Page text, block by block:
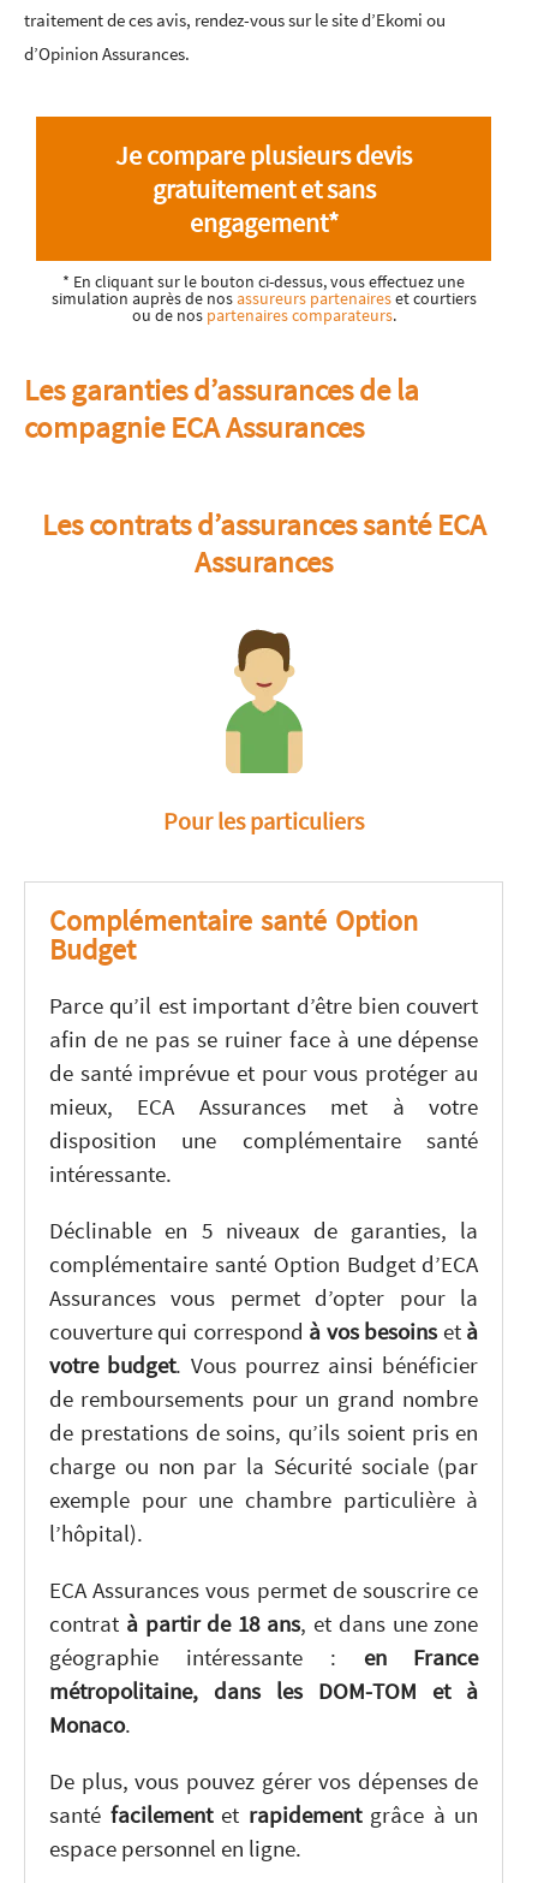
traitement de ces avis, rendez-vous sur le site d’Ekomi ou
d’Opinion Assurances.
Je compare plusieurs devis
gratuitement et sans
engagement*
* En cliquant sur le bouton ci-dessus, vous effectuez une
simulation auprès de nosassureurs partenaireset courtiers
ou de nos partenaires comparateurs.
Les garanties d’assurances de la
compagnie ECA Assurances
Les contrats d’assurances santé ECA
Assurances
Pour les particuliers
Complémentaire santé Option
Budget
Parce qu’il est important d’être bien couvert
afin de ne pas se ruiner face à une dépense
de santé imprévue et pour vous protéger au
mieux, ECA Assurances met à votre
disposition une complémentaire santé
intéressante.
Déclinable en 5 niveaux de garanties, la
complémentaire santé Option Budget d’ECA
Assurances vous permet d’opter pour la
couverture qui correspond à vos besoins et à
votre budget. Vous pourrez ainsi bénéficier
de remboursements pour un grand nombre
de prestations de soins, qu’ils soient pris en
charge ou non par la Sécurité sociale (par
exemple pour une chambre particulière à
l’hôpital).
ECA Assurances vous permet de souscrire ce
contrat à partir de 18 ans, et dans une zone
géographie intéressante : en France
métropolitaine, dans les DOM-TOM et à
Monaco.
De plus, vous pouvez gérer vos dépenses de
santé facilementet rapidementgrâce à un
espace personnel en ligne.